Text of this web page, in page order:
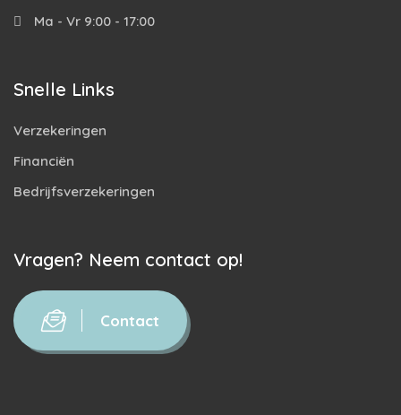
Ma - Vr 9:00 - 17:00
Snelle Links
Verzekeringen
Financiën
Bedrijfsverzekeringen
Vragen? Neem contact op!
Contact